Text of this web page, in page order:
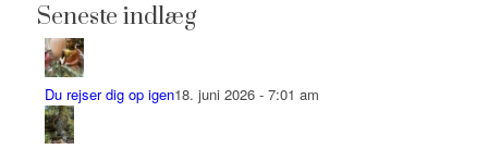
Seneste indlæg
Du rejser dig op igen18. juni 2026 - 7:01 am